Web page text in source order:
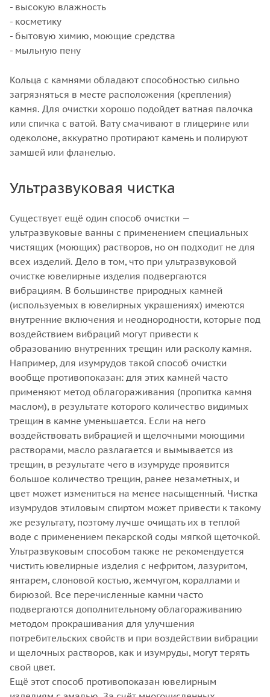
- высокую влажность
- косметику
- бытовую химию, моющие средства
- мыльную пену
Кольца с камнями обладают способностью сильно
загрязняться в месте расположения (крепления)
камня. Для очистки хорошо подойдет ватная палочка
или спичка с ватой. Вату смачивают в глицерине или
одеколоне, аккуратно протирают камень и полируют
замшей или фланелью.
Ультразвуковая чистка
Существует ещё один способ очистки —
ультразвуковые ванны с применением специальных
чистящих (моющих) растворов, но он подходит не для
всех изделий. Дело в том, что при ультразвуковой
очистке ювелирные изделия подвергаются
вибрациям. В большинстве природных камней
(используемых в ювелирных украшениях) имеются
внутренние включения и неоднородности, которые под
воздействием вибраций могут привести к
образованию внутренних трещин или расколу камня.
Например, для изумрудов такой способ очистки
вообще противопоказан: для этих камней часто
применяют метод облагораживания (пропитка камня
маслом), в результате которого количество видимых
трещин в камне уменьшается. Если на него
воздействовать вибрацией и щелочными моющими
растворами, масло разлагается и вымывается из
трещин, в результате чего в изумруде проявится
большое количество трещин, ранее незаметных, и
цвет может измениться на менее насыщенный. Чистка
изумрудов этиловым спиртом может привести к такому
же результату, поэтому лучше очищать их в теплой
воде с применением пекарской соды мягкой щеточкой.
Ультразвуковым способом также не рекомендуется
чистить ювелирные изделия с нефритом, лазуритом,
янтарем, слоновой костью, жемчугом, кораллами и
бирюзой. Все перечисленные камни часто
подвергаются дополнительному облагораживанию
методом прокрашивания для улучшения
потребительских свойств и при воздействии вибрации
и щелочных растворов, как и изумруды, могут терять
свой цвет.
Ещё этот способ противопоказан ювелирным